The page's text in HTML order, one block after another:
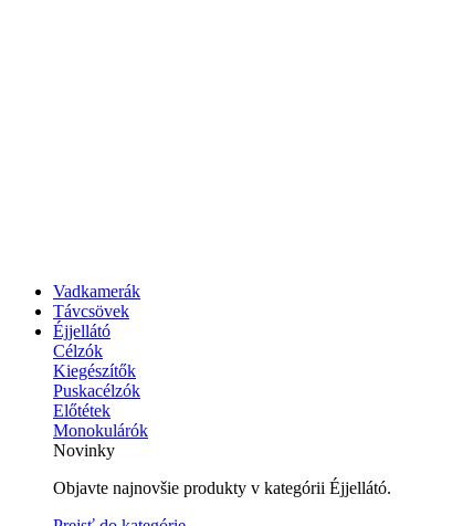
Vadkamerák
Távcsövek
Éjjellátó
Célzók
Kiegészítők
Puskacélzók
Előtétek
Monokulárók
Novinky
Objavte najnovšie produkty v kategórii Éjjellátó.